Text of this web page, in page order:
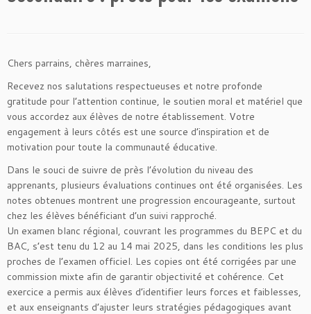
Chers parrains, chères marraines,
Recevez nos salutations respectueuses et notre profonde
gratitude pour l’attention continue, le soutien moral et matériel que
vous accordez aux élèves de notre établissement. Votre
engagement à leurs côtés est une source d’inspiration et de
motivation pour toute la communauté éducative.
Dans le souci de suivre de près l’évolution du niveau des
apprenants, plusieurs évaluations continues ont été organisées. Les
notes obtenues montrent une progression encourageante, surtout
chez les élèves bénéficiant d’un suivi rapproché.
Un examen blanc régional, couvrant les programmes du BEPC et du
BAC, s’est tenu du 12 au 14 mai 2025, dans les conditions les plus
proches de l’examen officiel. Les copies ont été corrigées par une
commission mixte afin de garantir objectivité et cohérence. Cet
exercice a permis aux élèves d’identifier leurs forces et faiblesses,
et aux enseignants d’ajuster leurs stratégies pédagogiques avant